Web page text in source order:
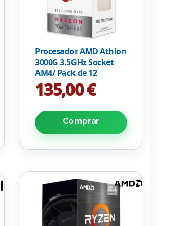
Procesador AMD Athlon
3000G 3.5GHz Socket
AM4/ Pack de 12
Unidades
135,00 €
Comprar